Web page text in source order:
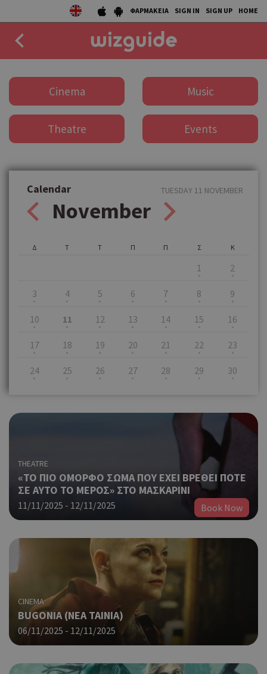
ΦΑΡΜΑΚΕΙΑ SIGN IN SIGN UP HOME
DRINK
COLLECTIONS
STORIES
Cinema Music
Theatre Events
Calendar
November
TUESDAY 11 NOVEMBER
Δ Τ Τ Π Π Σ
1
Κ
2
3 4 5 6 7 8 9
10 11 12 13 14 15 16
17 18 19 20 21 22 23
24 25 26 27 28 29 30
THEATRE
«ΤΟ ΠΙΟ ΟΜΟΡΦΟ ΣΩΜΑ ΠΟΥ ΕΧΕΙ ΒΡΕΘΕΙ ΠΟΤΕ
ΣΕ ΑΥΤΟ ΤΟ ΜΕΡΟΣ» ΣΤΟ ΜΑΣΚΑΡΙΝΙ
11/11/2025 - 12/11/2025 Book Now
CINEMA
BUGONIA (ΝΕΑ ΤΑΙΝΙΑ)
06/11/2025 - 12/11/2025